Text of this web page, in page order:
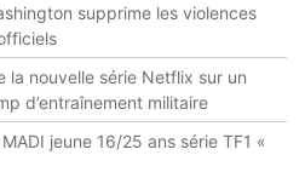
supprime les violences
la nouvelle série Netflix sur un
d’entraînement militaire
jeune 16/25 ans série TF1 «